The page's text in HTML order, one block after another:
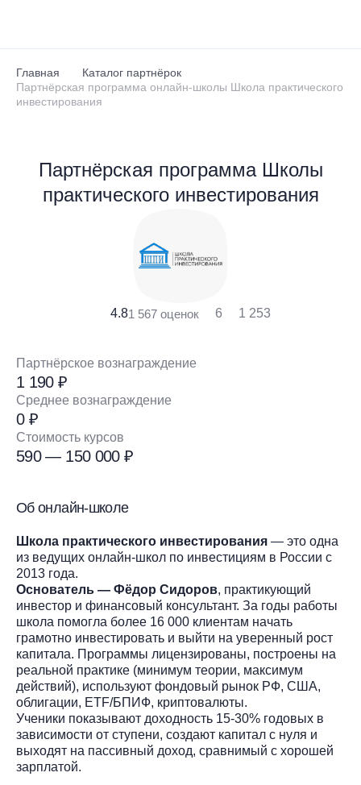
Главная
Каталог партнёрок
Партнёрская программа онлайн-школы Школа практического
инвестирования
Партнёрская программа Школы
практического инвестирования
4.81 567 оценок 6 1 253
Партнёрское вознаграждение
1 190 ₽
Среднее вознаграждение
0 ₽
Стоимость курсов
590 — 150 000 ₽
Об онлайн-школе
Школа практического инвестирования — это одна
из ведущих онлайн-школ по инвестициям в России с
2013 года.
Основатель — Фёдор Сидоров, практикующий
инвестор и финансовый консультант. За годы работы
школа помогла более 16 000 клиентам начать
грамотно инвестировать и выйти на уверенный рост
капитала. Программы лицензированы, построены на
реальной практике (минимум теории, максимум
действий), используют фондовый рынок РФ, США,
облигации, ETF/БПИФ, криптовалюты.
Ученики показывают доходность 15-30% годовых в
зависимости от ступени, создают капитал с нуля и
выходят на пассивный доход, сравнимый с хорошей
зарплатой.